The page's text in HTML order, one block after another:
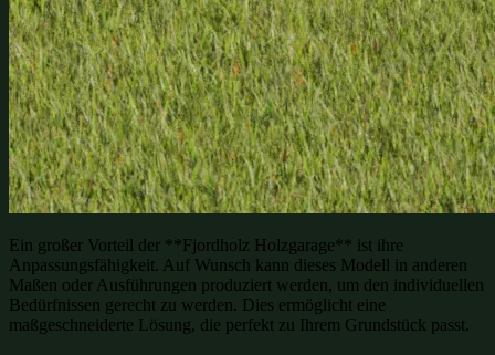
Ein großer Vorteil der **Fjordholz Holzgarage** ist ihre
Anpassungsfähigkeit. Auf Wunsch kann dieses Modell in anderen
Maßen oder Ausführungen produziert werden, um den individuellen
Bedürfnissen gerecht zu werden. Dies ermöglicht eine
maßgeschneiderte Lösung, die perfekt zu Ihrem Grundstück passt.